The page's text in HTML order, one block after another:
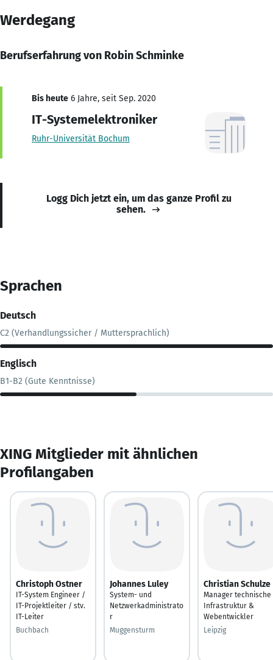
Werdegang
Berufserfahrung von Robin Schminke
Bis heute 6 Jahre, seit Sep. 2020
IT-Systemelektroniker
Ruhr-Universität Bochum
Logg Dich jetzt ein, um das ganze Profil zu
sehen.
Sprachen
Deutsch
C2 (Verhandlungssicher / Muttersprachlich)
Englisch
B1-B2 (Gute Kenntnisse)
XING Mitglieder mit ähnlichen
Profilangaben
Christoph Ostner
IT-System Engineer /
IT-Projektleiter / stv.
IT-Leiter
Buchbach
Johannes Luley
System- und
Netzwerkadministrato
r
Muggensturm
Christian Schulze
Manager technische
Infrastruktur &
Webentwickler
Leipzig